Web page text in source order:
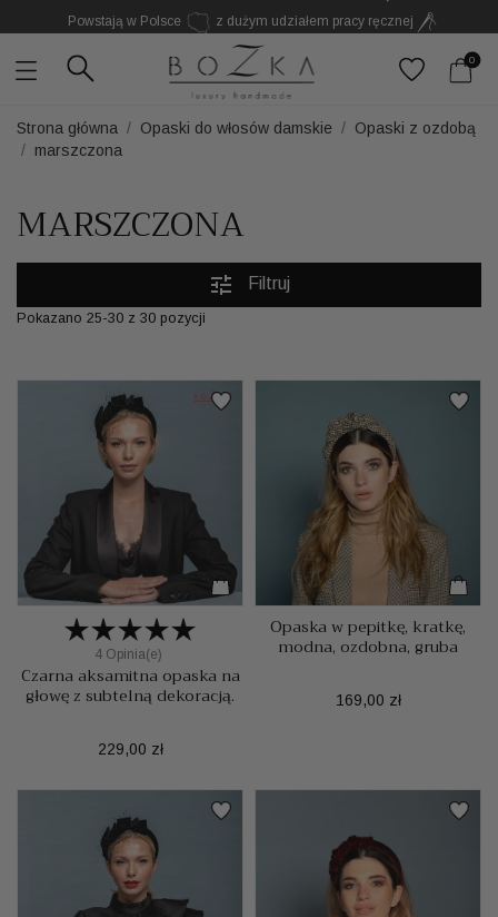
Powstają w Polsce z dużym udziałem pracy ręcznej
Twój znak rozpoznawczy. Nie kolejny dodatek 0
Strona główna Opaski do włosów damskie
Opaski z ozdobą
marszczona
MARSZCZONA
tune Filtruj
Pokazano 25-30 z 30 pozycji
4 Opinia(e)
Czarna aksamitna opaska na
głowę z subtelną dekoracją.
Cena
229,00 zł
Opaska w pepitkę, kratkę,
modna, ozdobna, gruba
Cena
169,00 zł